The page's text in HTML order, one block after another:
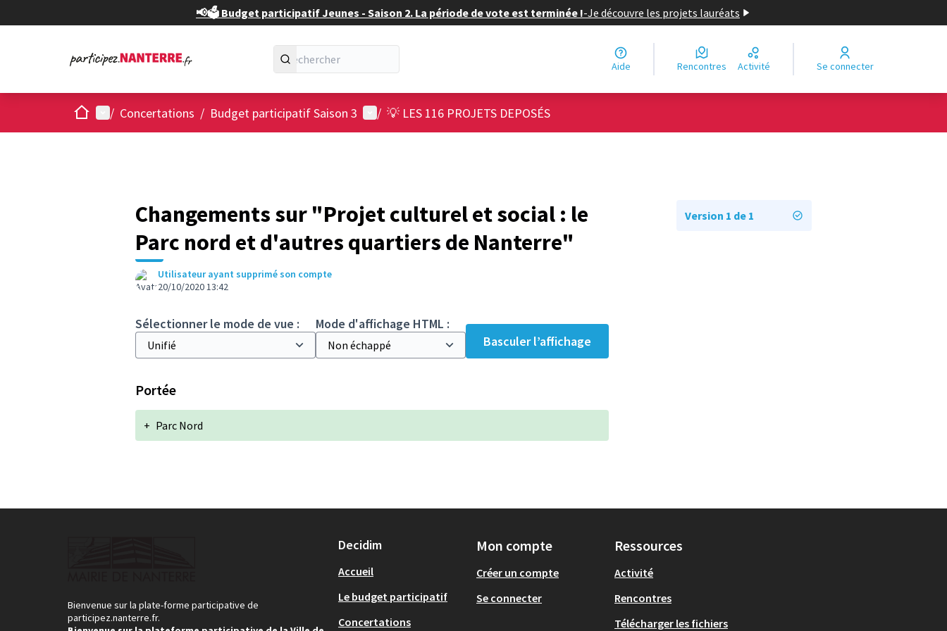
📢🗳️ Budget participatif Jeunes - Saison 2. La période de vote est terminée !-Je découvre les projets lauréats
Aide Rencontres Activité Se connecter
AccueilMenu principal
/ Concertations / Budget participatif Saison 3 Menu utilisateur
/ 💡 LES 116 PROJETS DEPOSÉS
Changements sur "Projet culturel et social : le
Parc nord et d'autres quartiers de Nanterre"
Utilisateur ayant supprimé son compte
20/10/2020 13:42
Sélectionner le mode de vue :
Mode d'affichage HTML :
Basculer l’affichage
Portée
+ Parc Nord
Version 1 de 1
Bienvenue sur la plate-forme participative de
participez.nanterre.fr.
Decidim
Accueil
Le budget participatif
Concertations
Mon compte
Créer un compte
Se connecter
Ressources
Activité
Rencontres
Télécharger les fichiers